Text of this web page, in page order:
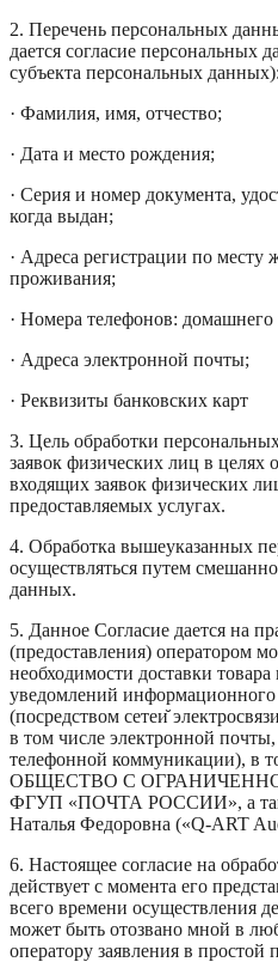
2. Перечень персональных
дается согласие персональных
субъекта персональных данных):
· Фамилия, имя, отчество;
· Дата и место рождения;
· Серия и номер документа,
когда выдан;
· Адреса регистрации по месту
проживания;
· Номера телефонов:
· Адреса электронной почты;
· Реквизиты банковских карт
3. Цель обработки
заявок физических лиц в целях
входящих заявок физических
предоставляемых услугах.
4. Обработка вышеуказанных
осуществляться путем
данных.
5. Данное Согласие дается на
(предоставления) оператором
необходимости доставки
уведомлений информационного
(посредством сетеи электросвязи
в том числе электронной почты,
телефонной коммуникации), в
ОБЩЕСТВО С
ФГУП «ПОЧТА РОССИИ», а
Наталья Федоровна («Q-ART
6. Настоящее согласие на
действует с момента его
всего времени осуществления
может быть отозвано мной в
оператору заявления в